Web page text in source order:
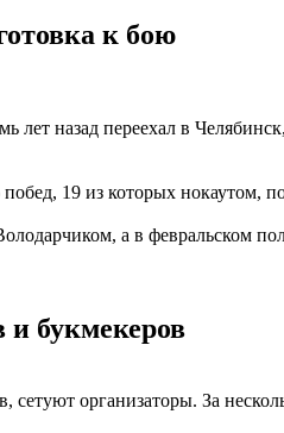
к бою
назад переехал в
19 из которых нокаутом,
а в февральском
букмекеров
организаторы. За